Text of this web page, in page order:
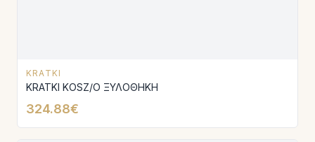
KRATKI
KRATKI KOSZ/O ΞΥΛΟΘΗΚΗ
324.88€